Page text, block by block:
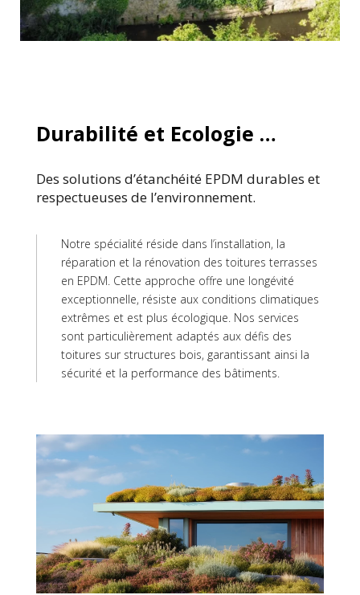
Durabilité et Ecologie …
Des solutions d’étanchéité EPDM durables et
respectueuses de l’environnement.
Notre spécialité réside dans l’installation, la
réparation et la rénovation des toitures terrasses
en EPDM. Cette approche offre une longévité
exceptionnelle, résiste aux conditions climatiques
extrêmes et est plus écologique. Nos services
sont particulièrement adaptés aux défis des
toitures sur structures bois, garantissant ainsi la
sécurité et la performance des bâtiments.